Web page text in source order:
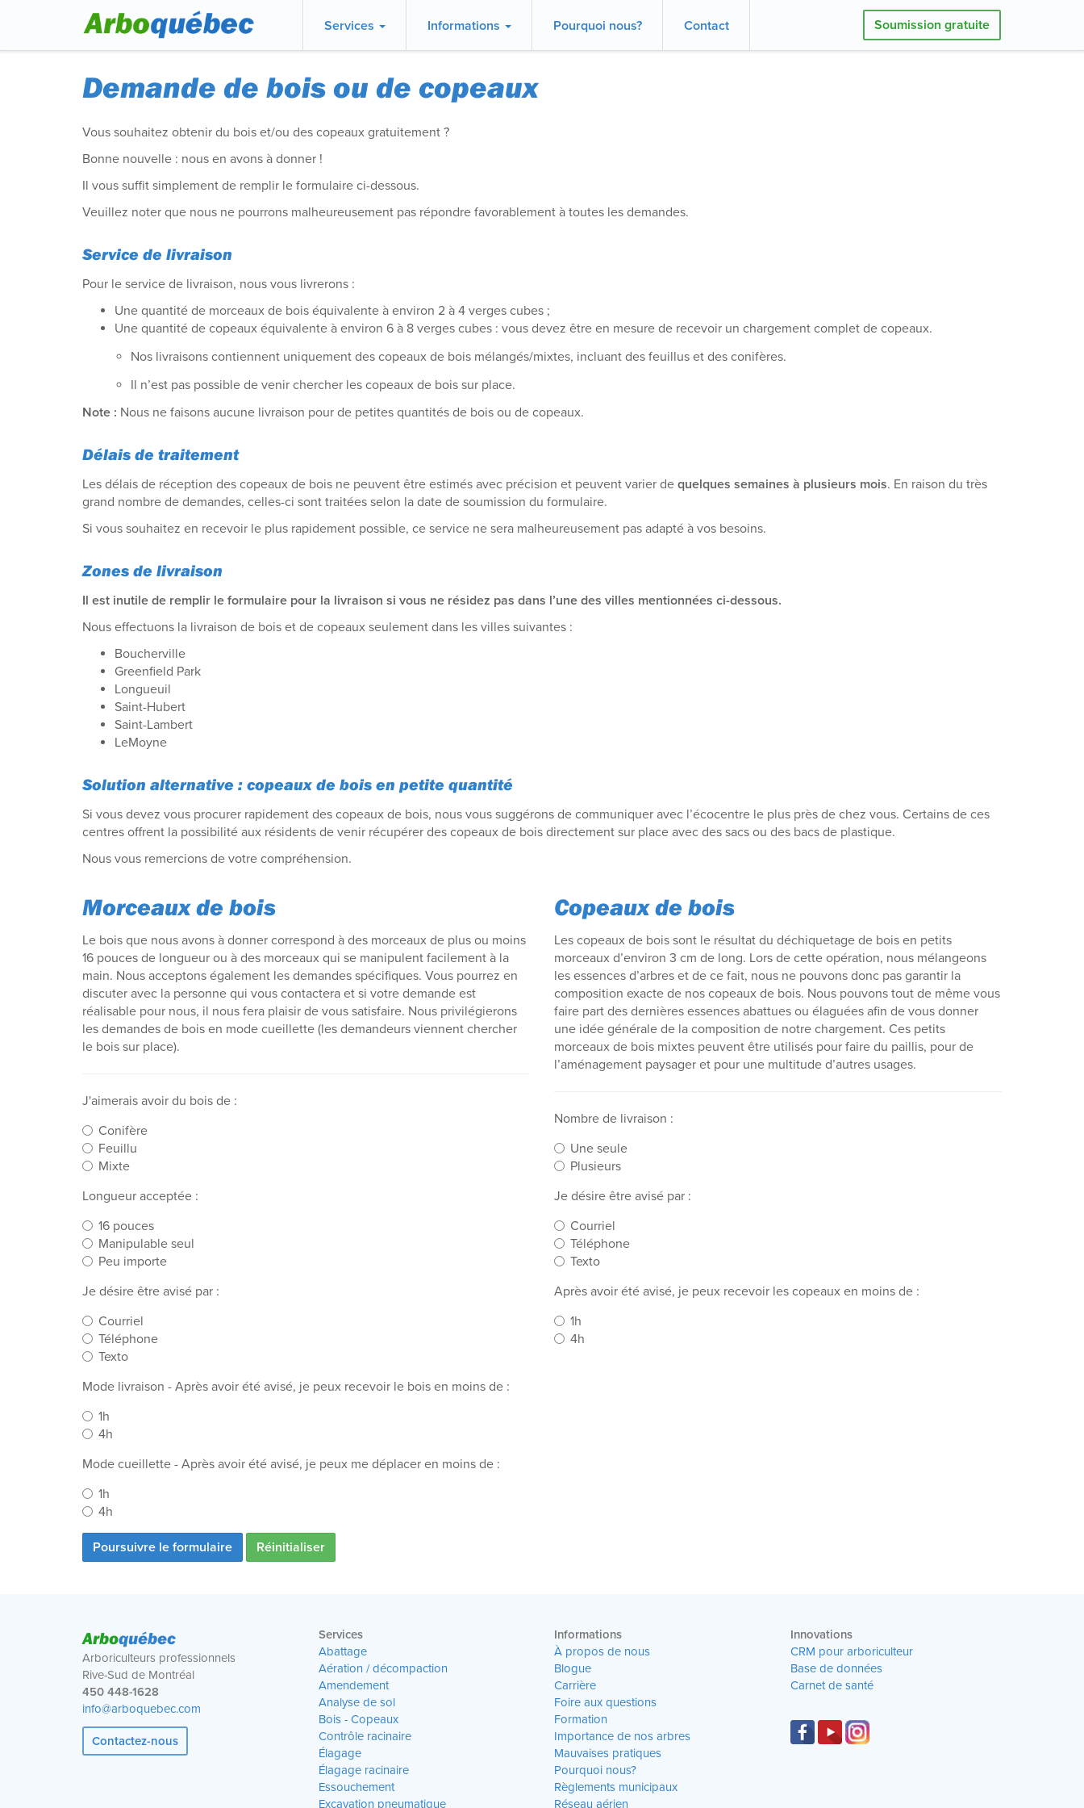
Soumission gratuite
Services Informations Pourquoi nous? Contact
Demande de bois ou de copeaux
Vous souhaitez obtenir du bois et/ou des copeaux gratuitement ?
Bonne nouvelle : nous en avons à donner !
Il vous suffit simplement de remplir le formulaire ci-dessous.
Veuillez noter que nous ne pourrons malheureusement pas répondre favorablement à toutes les demandes.
Service de livraison
Pour le service de livraison, nous vous livrerons :
Une quantité de morceaux de bois équivalente à environ 2 à 4 verges cubes ;
Une quantité de copeaux équivalente à environ 6 à 8 verges cubes : vous devez être en mesure de recevoir un chargement complet de copeaux.
Nos livraisons contiennent uniquement des copeaux de bois mélangés/mixtes, incluant des feuillus et des conifères.
Il n’est pas possible de venir chercher les copeaux de bois sur place.
Note : Nous ne faisons aucune livraison pour de petites quantités de bois ou de copeaux.
Délais de traitement
Les délais de réception des copeaux de bois ne peuvent être estimés avec précision et peuvent varier de quelques semaines à plusieurs mois. En raison du très
grand nombre de demandes, celles-ci sont traitées selon la date de soumission du formulaire.
Si vous souhaitez en recevoir le plus rapidement possible, ce service ne sera malheureusement pas adapté à vos besoins.
Zones de livraison
Il est inutile de remplir le formulaire pour la livraison si vous ne résidez pas dans l’une des villes mentionnées ci-dessous.
Nous effectuons la livraison de bois et de copeaux seulement dans les villes suivantes :
Boucherville
Greenfield Park
Longueuil
Saint-Hubert
Saint-Lambert
LeMoyne
Solution alternative : copeaux de bois en petite quantité
Si vous devez vous procurer rapidement des copeaux de bois, nous vous suggérons de communiquer avec l’écocentre le plus près de chez vous. Certains de ces
centres offrent la possibilité aux résidents de venir récupérer des copeaux de bois directement sur place avec des sacs ou des bacs de plastique.
Nous vous remercions de votre compréhension.
Morceaux de bois
Le bois que nous avons à donner correspond à des morceaux de plus ou moins
16 pouces de longueur ou à des morceaux qui se manipulent facilement à la
main. Nous acceptons également les demandes spécifiques. Vous pourrez en
discuter avec la personne qui vous contactera et si votre demande est
réalisable pour nous, il nous fera plaisir de vous satisfaire. Nous privilégierons
les demandes de bois en mode cueillette (les demandeurs viennent chercher
le bois sur place).
J'aimerais avoir du bois de :
Conifère
Feuillu
Mixte
Longueur acceptée :
16 pouces
Manipulable seul
Peu importe
Je désire être avisé par :
Courriel
Téléphone
Texto
Mode livraison - Après avoir été avisé, je peux recevoir le bois en moins de :
1h
4h
Mode cueillette - Après avoir été avisé, je peux me déplacer en moins de :
1h
4h
Copeaux de bois
Les copeaux de bois sont le résultat du déchiquetage de bois en petits
morceaux d’environ 3 cm de long. Lors de cette opération, nous mélangeons
les essences d’arbres et de ce fait, nous ne pouvons donc pas garantir la
composition exacte de nos copeaux de bois. Nous pouvons tout de même vous
faire part des dernières essences abattues ou élaguées afin de vous donner
une idée générale de la composition de notre chargement. Ces petits
morceaux de bois mixtes peuvent être utilisés pour faire du paillis, pour de
l’aménagement paysager et pour une multitude d’autres usages.
Nombre de livraison :
Une seule
Plusieurs
Je désire être avisé par :
Courriel
Téléphone
Texto
Après avoir été avisé, je peux recevoir les copeaux en moins de :
1h
4h
Poursuivre le formulaire
Arboquébec
Arboriculteurs professionnels
Rive-Sud de Montréal
450 448-1628
info@arboquebec.com
Contactez-nous
Services
Abattage
Aération / décompaction
Amendement
Analyse de sol
Bois - Copeaux
Contrôle racinaire
Élagage
Élagage racinaire
Essouchement
Excavation pneumatique
Informations
À propos de nous
Blogue
Carrière
Foire aux questions
Formation
Importance de nos arbres
Mauvaises pratiques
Pourquoi nous?
Règlements municipaux
Réseau aérien
Innovations
CRM pour arboriculteur
Base de données
Carnet de santé